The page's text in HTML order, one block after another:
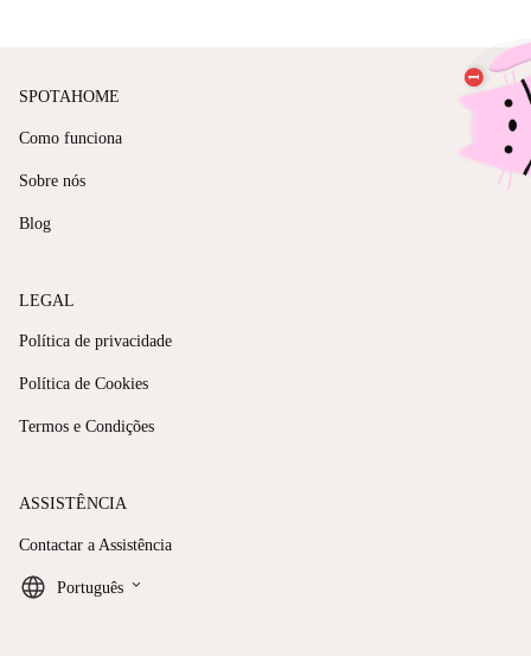
SPOTAHOME
Como funciona
Sobre nós
Blog
LEGAL
Política de privacidade
Política de Cookies
Termos e Condições
ASSISTÊNCIA
Contactar a Assistência
Português keyboard_arrow_down